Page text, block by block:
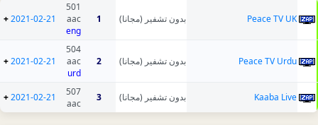
Peace TV UK بدون تشفير (مجانا) 1
501
aac
eng
2021-02-21
+
Peace TV Urdu بدون تشفير (مجانا) 2
504
aac
urd
2021-02-21
+
Kaaba Live بدون تشفير (مجانا) 3
507
aac
2021-02-21
+